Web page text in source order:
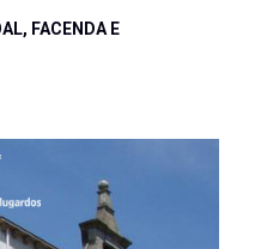
FACENDA E